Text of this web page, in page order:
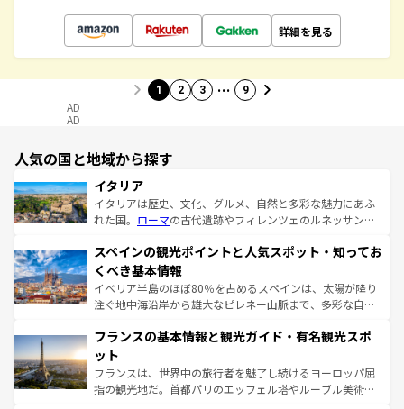
詳細を見る
1 2 3 … 9
AD
AD
人気の国と地域から探す
イタリア
イタリアは歴史、文化、グルメ、自然と多彩な魅力にあふ
れた国。 ローマの古代遺跡やフィレンツェのルネッサンス
ろん、トスカーナの美しい田園風景やアマルフィ海岸の絶
景など、自然景観も見逃せない。観光の合間には、本場の
ピザやパスタなど、絶品のイタリア料理を堪能することも
できる。朝目覚めてから夜眠るまで、すべての瞬間を楽し
なお、新着のイタリア情報はコンテンツ一覧を参照してほ
しい。
スペインの観光ポイントと人気スポット・知ってお
くべき基本情報
イベリア半島のほぼ80％を占めるスペインは、太陽が降り
注ぐ地中海沿岸から雄大なピレネー山脈まで、多彩な自然
文化が根付くこの国では、情熱的なフラメンコ、熱気あふ
れる闘牛、そして美味しいタパスが生活の一部となってい
る。首都マドリードの洗練された雰囲気や、バルセロナの
アートに溢れた街角から、地方では古代ローマ遺跡や中世
フランスの基本情報と観光ガイド・有名観光スポ
ット
フランスは、世界中の旅行者を魅了し続けるヨーロッパ屈
指の観光地だ。首都パリのエッフェル塔やルーブル美術館